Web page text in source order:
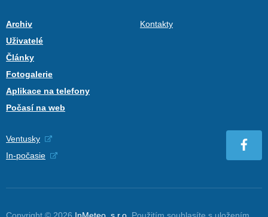
Archiv
Uživatelé
Články
Fotogalerie
Aplikace na telefony
Počasí na web
Kontakty
Ventusky
In-počasie
Copyright © 2026 InMeteo, s.r.o. Použitím souhlasíte s uložením